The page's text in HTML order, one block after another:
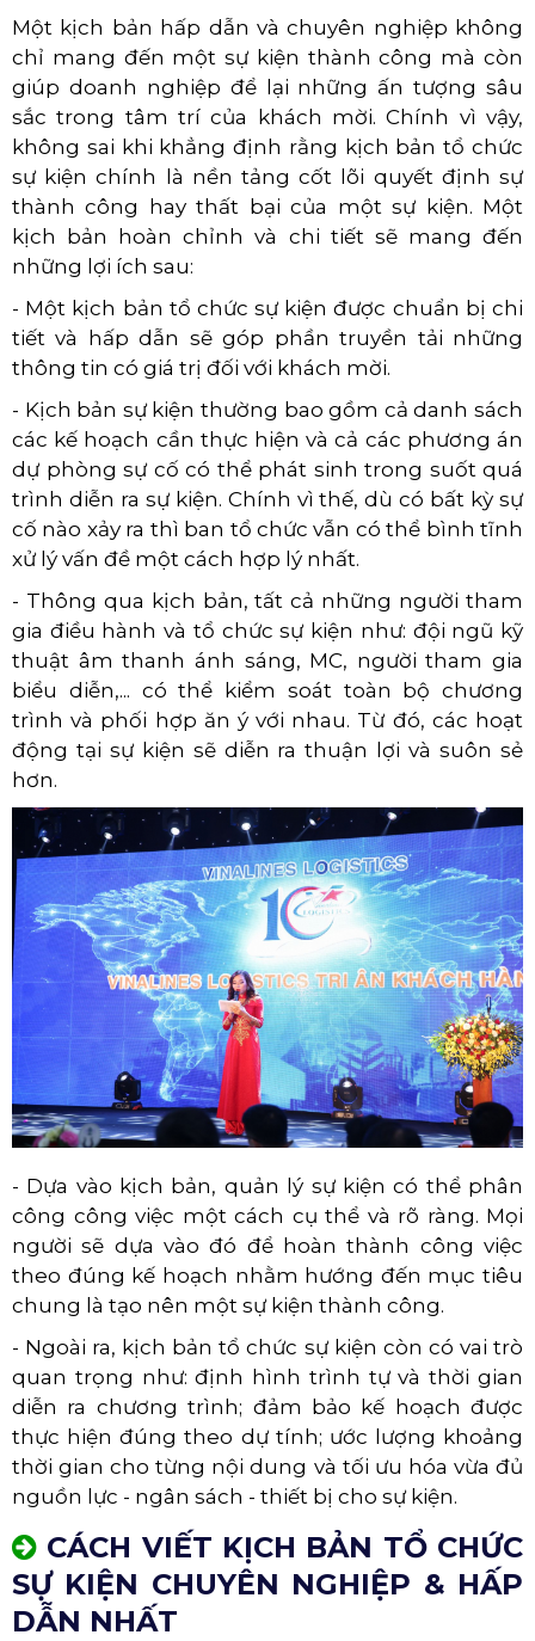
Một kịch bản hấp dẫn và chuyên nghiệp không
chỉ mang đến một sự kiện thành công mà còn
giúp doanh nghiệp để lại những ấn tượng sâu
sắc trong tâm trí của khách mời. Chính vì vậy,
không sai khi khẳng định rằng kịch bản tổ chức
sự kiện chính là nền tảng cốt lõi quyết định sự
thành công hay thất bại của một sự kiện. Một
kịch bản hoàn chỉnh và chi tiết sẽ mang đến
những lợi ích sau:
- Một kịch bản tổ chức sự kiện được chuẩn bị chi
tiết và hấp dẫn sẽ góp phần truyền tải những
thông tin có giá trị đối với khách mời.
- Kịch bản sự kiện thường bao gồm cả danh sách
các kế hoạch cần thực hiện và cả các phương án
dự phòng sự cố có thể phát sinh trong suốt quá
trình diễn ra sự kiện. Chính vì thế, dù có bất kỳ sự
cố nào xảy ra thì ban tổ chức vẫn có thể bình tĩnh
xử lý vấn đề một cách hợp lý nhất.
- Thông qua kịch bản, tất cả những người tham
gia điều hành và tổ chức sự kiện như: đội ngũ kỹ
thuật âm thanh ánh sáng, MC, người tham gia
biểu diễn,... có thể kiểm soát toàn bộ chương
trình và phối hợp ăn ý với nhau. Từ đó, các hoạt
động tại sự kiện sẽ diễn ra thuận lợi và suôn sẻ
hơn.
- Dựa vào kịch bản, quản lý sự kiện có thể phân
công công việc một cách cụ thể và rõ ràng. Mọi
người sẽ dựa vào đó để hoàn thành công việc
theo đúng kế hoạch nhằm hướng đến mục tiêu
chung là tạo nên một sự kiện thành công.
- Ngoài ra, kịch bản tổ chức sự kiện còn có vai trò
quan trọng như: định hình trình tự và thời gian
diễn ra chương trình; đảm bảo kế hoạch được
thực hiện đúng theo dự tính; ước lượng khoảng
thời gian cho từng nội dung và tối ưu hóa vừa đủ
nguồn lực - ngân sách - thiết bị cho sự kiện.
CÁCH VIẾT KỊCH BẢN TỔ CHỨC
SỰ KIỆN CHUYÊN NGHIỆP & HẤP
DẪN NHẤT